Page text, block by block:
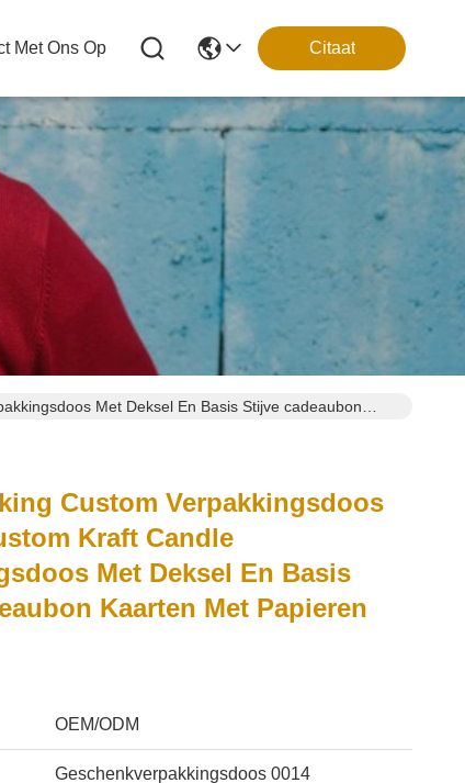
Met Ons Op Citaat
Met Deksel En Basis Stijve cadeaubon
Custom Verpakkingsdoos
Kraft Candle
Met Deksel En Basis
Kaarten Met Papieren
OEM/ODM
Geschenkverpakkingsdoos 0014